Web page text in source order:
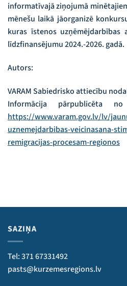
informatīvajā ziņojumā
mēnešu laikā jāorganizē
kuras īstenos
līdzfinansējumu 2024.-2026. gadā.
Autors:
VARAM Sabiedrisko attiecību
Informācija pārpublicēta
https://www.varam.gov.lv/lv/
uznemejdarbibas-veicinasana-
remigracijas-procesam-regionos
SAZIŅA
Tel: 371 67331492
pasts@kurzemesregions.lv